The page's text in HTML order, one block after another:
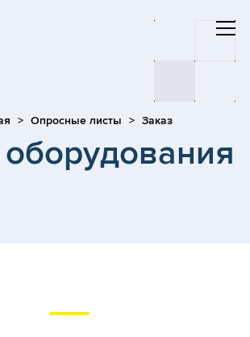
Опросные листы Заказ